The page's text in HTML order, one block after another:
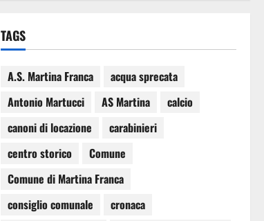
TAGS
A.S. Martina Franca
acqua sprecata
Antonio Martucci
AS Martina
calcio
canoni di locazione
carabinieri
centro storico
Comune
Comune di Martina Franca
consiglio comunale
cronaca